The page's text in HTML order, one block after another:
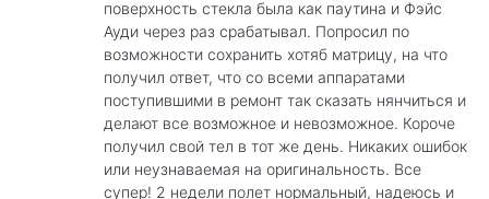
поверхность стекла была как паутина и Фэйс
Ауди через раз срабатывал. Попросил по
возможности сохранить хотяб матрицу, на что
получил ответ, что со всеми аппаратами
поступившими в ремонт так сказать нянчиться и
делают все возможное и невозможное. Короче
получил свой тел в тот же день. Никаких ошибок
или неузнаваемая на оригинальность. Все
супер! 2 недели полет нормальный, надеюсь и